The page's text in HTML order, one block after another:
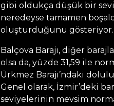
gibi oldukça düşük bir
neredeyse tamamen
oluşturduğunu gösteriyor.
Balçova Barajı, diğer
olsa da, yüzde 31,59 ile
Ürkmez Barajı’ndaki
Genel olarak, İzmir’deki
seviyelerinin mevsim